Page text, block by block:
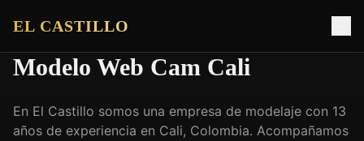
EL CASTILLO
Modelo Web Cam Cali
En El Castillo somos una empresa de modelaje con 13
años de experiencia en Cali, Colombia. Acompañamos